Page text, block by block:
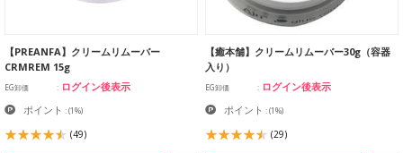
【PREANFA】クリームリムーバー
CRMREM 15g
EG卸価 ログイン後表示
ポイント :(1%)
(49)
【癒本舗】クリームリムーバー30g（容器
入り）
EG卸価 ログイン後表示
ポイント :(1%)
(29)